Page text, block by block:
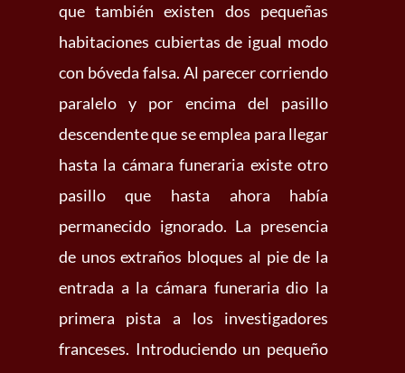
que también existen dos pequeñas
habitaciones cubiertas de igual modo
con bóveda falsa. Al parecer corriendo
paralelo y por encima del pasillo
descendente que se emplea para llegar
hasta la cámara funeraria existe otro
pasillo que hasta ahora había
permanecido ignorado. La presencia
de unos extraños bloques al pie de la
entrada a la cámara funeraria dio la
primera pista a los investigadores
franceses. Introduciendo un pequeño